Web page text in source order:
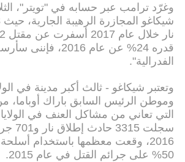
وغرّد ترامب عبر حسابه في "تويتر"،
قدره 24% عن عام
الفدرالية".
وتعتبر شيكاغو - ثالث أكبر مدينة في
وموطن الرئيس السابق باراك أوباما،
التي تعاني من مشاكل العنف في
سجلت
2016، وقعت معظمها باستخدام
50% على جرائم القتل في عام 2015.